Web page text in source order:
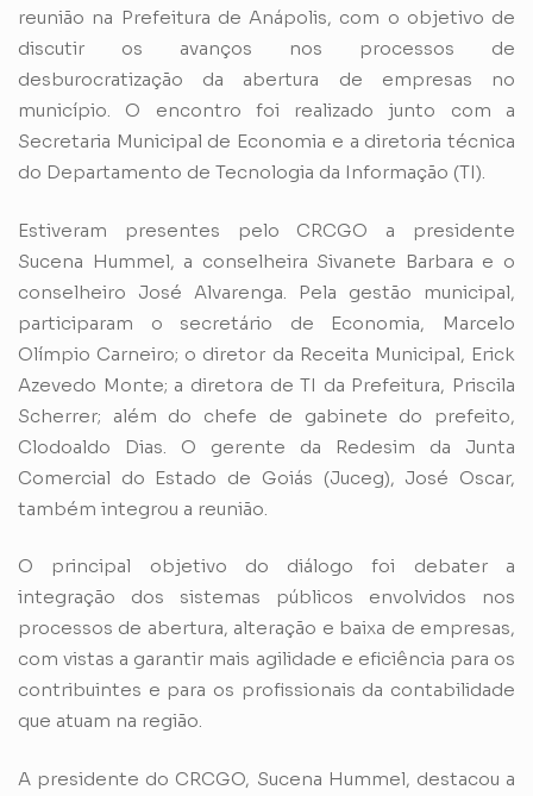
reunião na Prefeitura de Anápolis, com o objetivo de
discutir os avanços nos processos de
desburocratização da abertura de empresas no
município. O encontro foi realizado junto com a
Secretaria Municipal de Economia e a diretoria técnica
do Departamento de Tecnologia da Informação (TI).
Estiveram presentes pelo CRCGO a presidente
Sucena Hummel, a conselheira Sivanete Barbara e o
conselheiro José Alvarenga. Pela gestão municipal,
participaram o secretário de Economia, Marcelo
Olímpio Carneiro; o diretor da Receita Municipal, Erick
Azevedo Monte; a diretora de TI da Prefeitura, Priscila
Scherrer; além do chefe de gabinete do prefeito,
Clodoaldo Dias. O gerente da Redesim da Junta
Comercial do Estado de Goiás (Juceg), José Oscar,
também integrou a reunião.
O principal objetivo do diálogo foi debater a
integração dos sistemas públicos envolvidos nos
processos de abertura, alteração e baixa de empresas,
com vistas a garantir mais agilidade e eficiência para os
contribuintes e para os profissionais da contabilidade
que atuam na região.
A presidente do CRCGO, Sucena Hummel, destacou a